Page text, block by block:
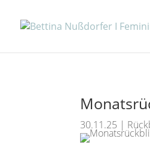
30.11.25 |